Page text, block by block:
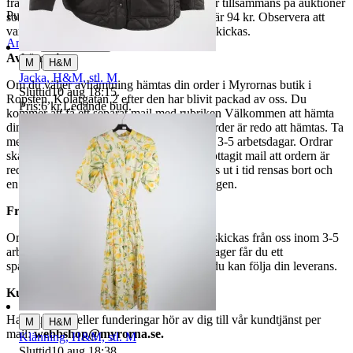
fraktpriset. Vi samfraktar upp till fyra varor tillsammans på auktioner
som avslutas samma dag. Samfraktspriset är 94 kr. Observera att
varor märkta endast avhämtning inte kan skickas.
Avhämtning
Om du väljer avhämtning hämtas din order i Myrornas butik i
Ropsten, Kolargatan 2 efter den har blivit packad av oss. Du
kommer att få ett separat mail med rubriken Välkommen att hämta
din order på Myrorna i Ropsten! när din order är redo att hämtas. Ta
med legitimation. Hanteringstiden är cirka 3-5 arbetsdagar. Ordrar
ska hämtas senast 7 dagar efter att man mottagit mail att ordern är
redo för avhämtning. Ordrar som ej hämtas ut i tid rensas bort och
en avgift på 84 kr dras av från återbetalningen.
Frakt
Om du har valt frakt kommer din vara att skickas från oss inom 3-5
arbetsdagar. När din vara har lämnat vårt lager får du ett
spårningsnummer av DSV inom kort där du kan följa din leverans.
Kundservice
Har du frågor eller funderingar hör av dig till vår kundtjänst per
mail:webbshop@myrorna.se.
Publicerad
8 maj 21:05
Anmäl
M | H&M
Jacka, H&M, stl. M
Sluttid10 aug 18:15.
Pris:6 kr,Ledande bud.
M | H&M
Klänning, H&M, stl. M